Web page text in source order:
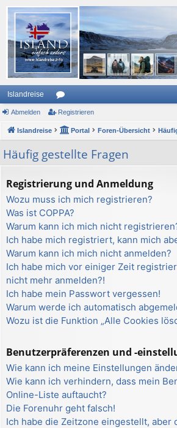
Islandreise
or
en
Abmelden Registrieren
Islandreise Portal Foren-Übersicht
Häufig gestellte Fragen
Registrierung und Anmeldung
Wozu muss ich mich registrieren?
Was ist COPPA?
Warum kann ich mich nicht
Ich habe mich registriert, kann mich
Warum kann ich mich nicht anmelden?
Ich habe mich vor einiger Zeit
nicht mehr anmelden?!
Ich habe mein Passwort vergessen!
Warum werde ich automatisch
Wozu ist die Funktion „Alle Cookies
Benutzerpräferenzen und -
Wie kann ich meine Einstellungen
Wie kann ich verhindern, dass mein
Online-Liste auftaucht?
Die Forenuhr geht falsch!
Ich habe die Zeitzone eingestellt, aber